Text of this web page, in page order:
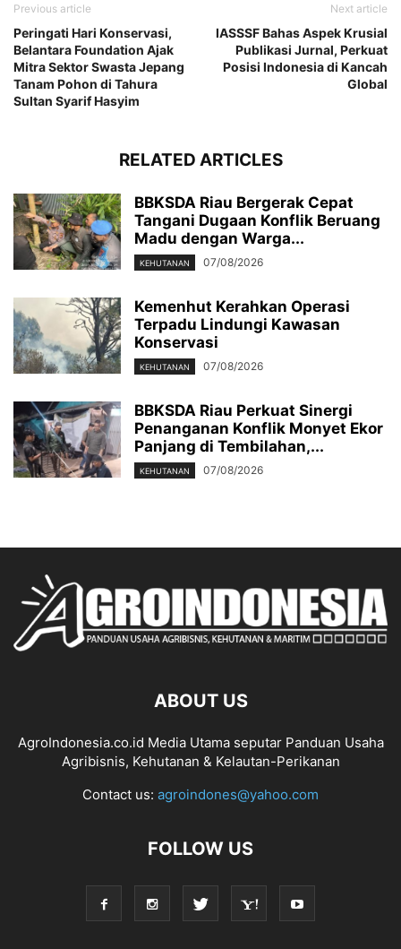
Previous article
Peringati Hari Konservasi,
Belantara Foundation Ajak
Mitra Sektor Swasta Jepang
Tanam Pohon di Tahura
Sultan Syarif Hasyim
Next article
IASSSF Bahas Aspek Krusial
Publikasi Jurnal, Perkuat
Posisi Indonesia di Kancah
Global
RELATED ARTICLES
BBKSDA Riau Bergerak Cepat
Tangani Dugaan Konflik Beruang
Madu dengan Warga...
KEHUTANAN 07/08/2026
Kemenhut Kerahkan Operasi
Terpadu Lindungi Kawasan
Konservasi
KEHUTANAN 07/08/2026
BBKSDA Riau Perkuat Sinergi
Penanganan Konflik Monyet Ekor
Panjang di Tembilahan,...
KEHUTANAN 07/08/2026
ABOUT US
AgroIndonesia.co.id Media Utama seputar Panduan Usaha
Agribisnis, Kehutanan & Kelautan-Perikanan
Contact us: agroindones@yahoo.com
FOLLOW US